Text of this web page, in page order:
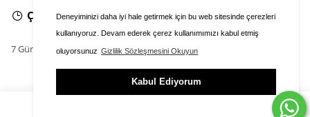
Deneyiminizi daha iyi hale getirmek için bu web sitesinde çerezleri
kullanıyoruz. Devam ederek çerez kullanımımızı kabul etmiş
oluyorsunuz Gizlilik Sözleşmesini Okuyun
Kabul Ediyorum
ÇALIŞMA SAATLERİ
7 Gün / 24 Saat